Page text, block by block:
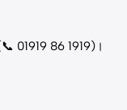
(📞 01919 86 1919)।